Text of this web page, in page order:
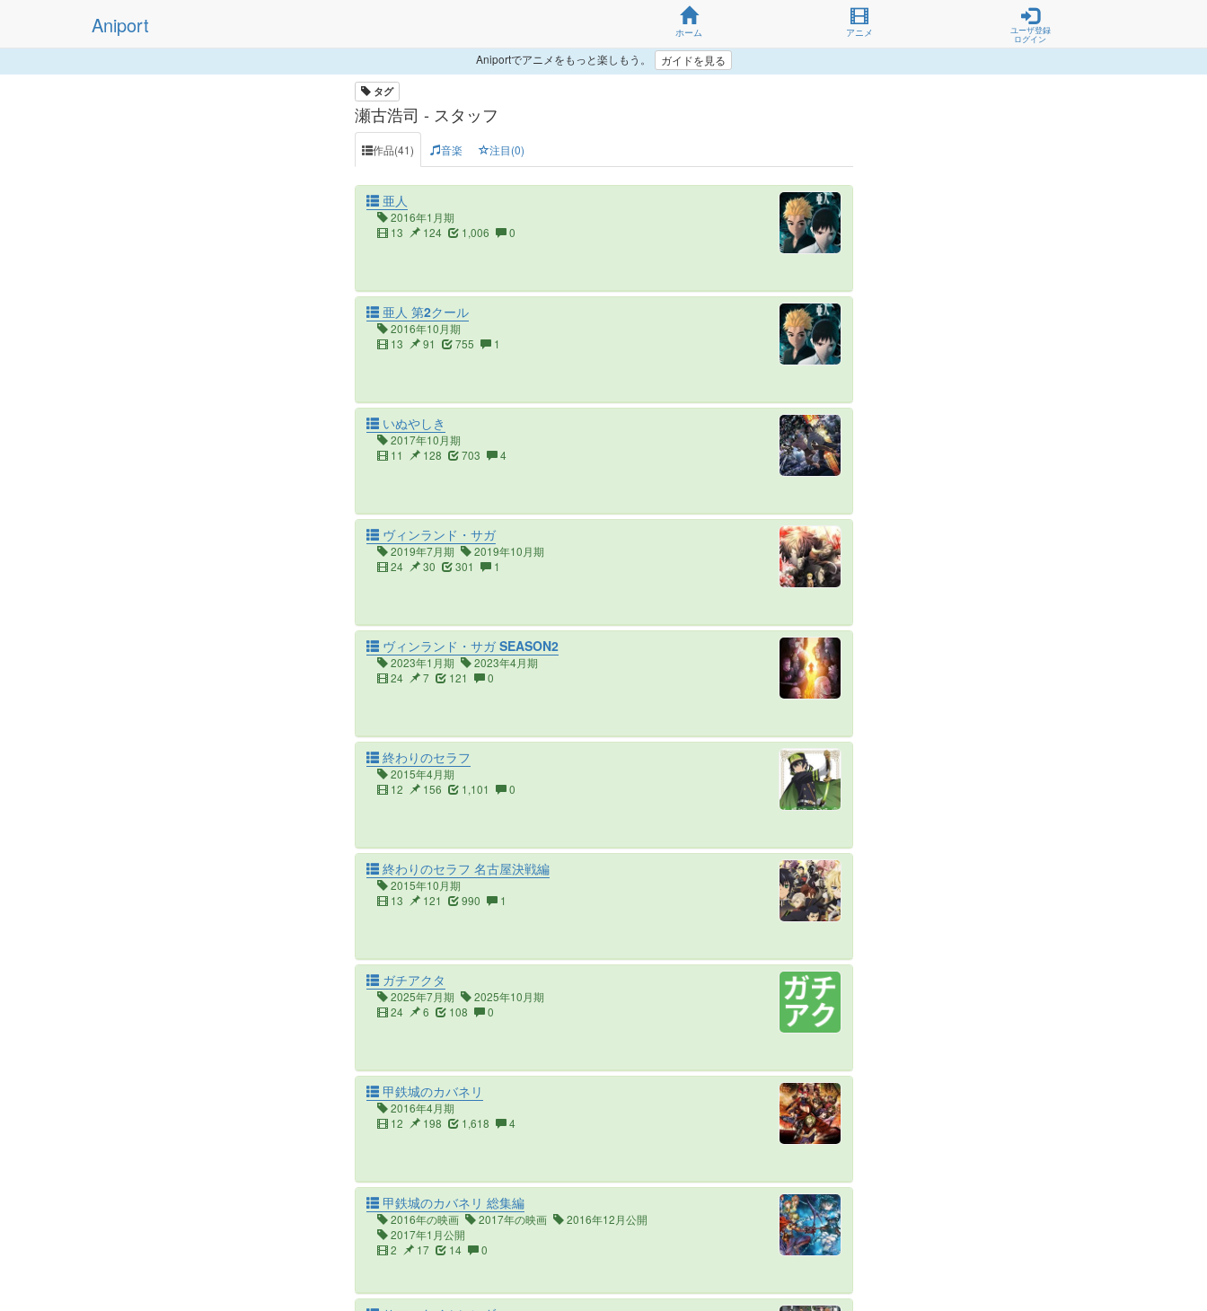
Aniport ホーム アニメ
ユーザ登録
ログイン
Aniportでアニメをもっと楽しもう。 ガイドを見る
タグ
瀬古浩司 - スタッフ
作品(41) 音楽 注目(0)
亜人
2016年1月期
13
124 1,006 0
亜人 第2クール
2016年10月期
13
91 755 1
いぬやしき
2017年10月期
11
128 703 4
ヴィンランド・サガ
2019年7月期
2019年10月期
24
30 301 1
ヴィンランド・サガ SEASON2
2023年1月期
2023年4月期
24
7 121 0
終わりのセラフ
2015年4月期
12
156 1,101 0
終わりのセラフ 名古屋決戦編
2015年10月期
13
121 990 1
ガチアクタ
2025年7月期
2025年10月期
24
6 108 0
甲鉄城のカバネリ
2016年4月期
12
198 1,618 4
甲鉄城のカバネリ 総集編
2016年の映画 2017年の映画
2016年12月公開
2017年1月公開
2
17 14 0